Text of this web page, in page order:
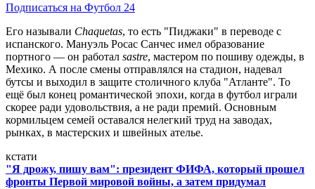
Подписаться на Футбол 24
Его называли Chaquetas, то есть "Пиджаки" в переводе с
испанского. Мануэль Росас Санчес имел образование
портного — он работал sastre, мастером по пошиву одежды, в
Мехико. А после смены отправлялся на стадион, надевал
бутсы и выходил в защите столичного клуба "Атланте". То
ещё был конец романтической эпохи, когда в футбол играли
скорее ради удовольствия, а не ради премий. Основным
кормильцем семей оставался нелегкий труд на заводах,
рынках, в мастерских и швейных ателье.
кстати
"Я дрожу, пишу вам": президент ФИФА, который прошел
фронты Первой мировой войны, а затем придумал